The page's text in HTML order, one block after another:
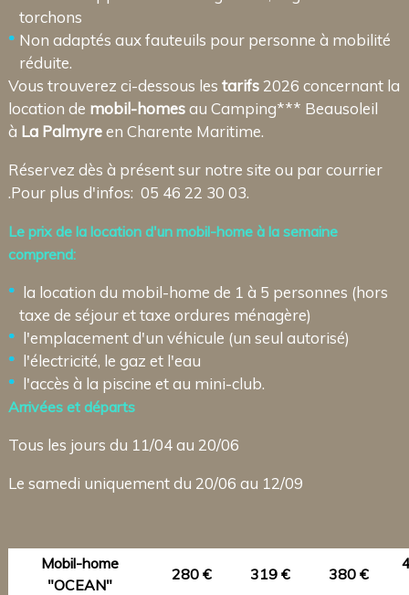
torchons
Non adaptés aux fauteuils pour personne à mobilité
réduite.
Vous trouverez ci-dessous les tarifs 2026 concernant la
location de mobil-homesau Camping*** Beausoleil
à La Palmyreen Charente Maritime.
Réservez dès à présent sur notre site ou par courrier
.Pour plus d'infos: 05 46 22 30 03.
Le prix de la location d'un mobil-home à la semaine
comprend:
la location du mobil-home de 1 à 5 personnes (hors
taxe de séjour et taxe ordures ménagère)
l'emplacement d'un véhicule (un seul autorisé)
l'électricité, le gaz et l'eau
l'accès à la piscine et au mini-club.
Arrivées et départs
Tous les jours du 11/04 au 20/06
Le samedi uniquement du 20/06 au 12/09
Mobil-home
"OCEAN"
280 € 319 € 380 €